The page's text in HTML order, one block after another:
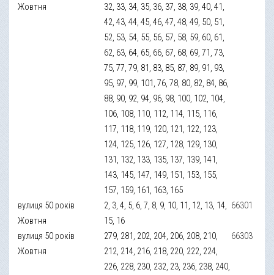
Жовтня
32, 33, 34, 35, 36, 37, 38, 39, 40, 41,
42, 43, 44, 45, 46, 47, 48, 49, 50, 51,
52, 53, 54, 55, 56, 57, 58, 59, 60, 61,
62, 63, 64, 65, 66, 67, 68, 69, 71, 73,
75, 77, 79, 81, 83, 85, 87, 89, 91, 93,
95, 97, 99, 101, 76, 78, 80, 82, 84, 86,
88, 90, 92, 94, 96, 98, 100, 102, 104,
106, 108, 110, 112, 114, 115, 116,
117, 118, 119, 120, 121, 122, 123,
124, 125, 126, 127, 128, 129, 130,
131, 132, 133, 135, 137, 139, 141,
143, 145, 147, 149, 151, 153, 155,
157, 159, 161, 163, 165
вулиця 50 років
Жовтня
2, 3, 4, 5, 6, 7, 8, 9, 10, 11, 12, 13, 14,
15, 16
66301
вулиця 50 років
Жовтня
279, 281, 202, 204, 206, 208, 210,
212, 214, 216, 218, 220, 222, 224,
226, 228, 230, 232, 23, 236, 238, 240,
66303